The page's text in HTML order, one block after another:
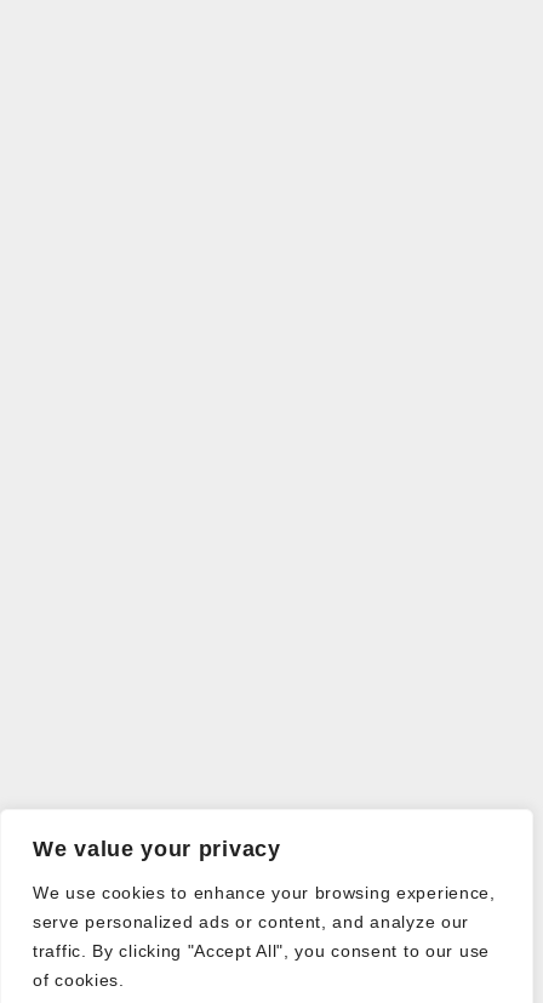
We value your privacy
We use cookies to enhance your browsing experience,
serve personalized ads or content, and analyze our
traffic. By clicking "Accept All", you consent to our use
of cookies.